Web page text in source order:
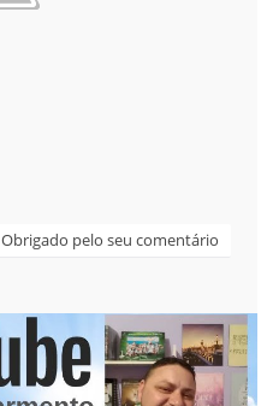
Obrigado pelo seu comentário